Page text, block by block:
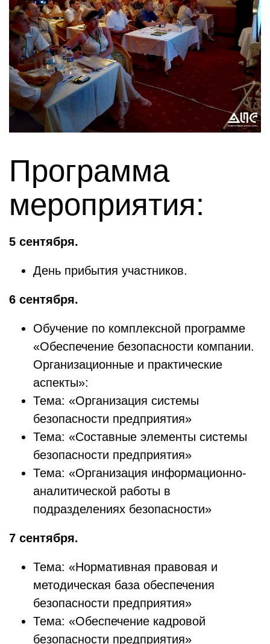
Программа
мероприятия:
5 сентября.
День прибытия участников.
6 сентября.
Обучение по комплексной программе
«Обеспечение безопасности компании.
Организационные и практические
аспекты»:
Тема: «Организация системы
безопасности предприятия»
Тема: «Составные элементы системы
безопасности предприятия»
Тема: «Организация информационно-
аналитической работы в
подразделениях безопасности»
7 сентября.
Тема: «Нормативная правовая и
методическая база обеспечения
безопасности предприятия»
Тема: «Обеспечение кадровой
безопасности предприятия»